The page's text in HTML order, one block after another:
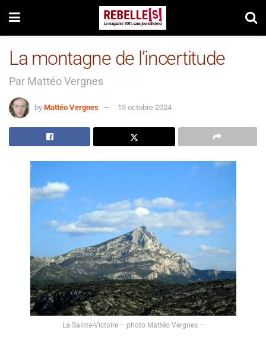
La montagne de l’incertitude
Par Mattéo Vergnes
by Mattéo Vergnes 13 octobre 2024
La Sainte-Victoire – photo Mattéo Vergnes –